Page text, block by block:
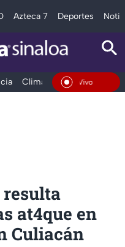
Azteca 7 Deportes
Clima Deportes
En Vivo
resulta
at4que en
Culiacán